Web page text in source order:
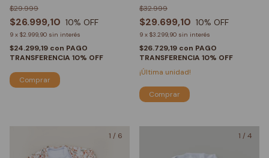
$26.999,10
$29.999
10% OFF
9 x $2.999,90 sin interés
$24.299,19 con PAGO
TRANSFERENCIA 10% OFF
Comprar
$29.699,10
$32.999
10% OFF
9 x $3.299,90 sin interés
$26.729,19 con PAGO
TRANSFERENCIA 10% OFF
¡Última unidad!
Comprar
1 / 6 1 / 4